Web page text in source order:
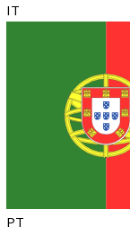
IT
PT